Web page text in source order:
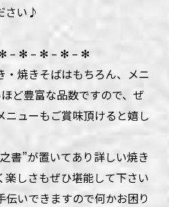
さい♪
– ✻ – ✻ – ✻ – ✻
焼きそばはもちろん、メニ
ど豊富な品数ですので、ぜ
ニューもご賞味頂けると嬉し
書”が置いてあり詳しい焼き
しさもぜひ堪能して下さい
いできますので何かお困り